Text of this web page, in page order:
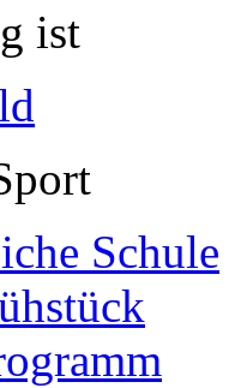
ist
Schule